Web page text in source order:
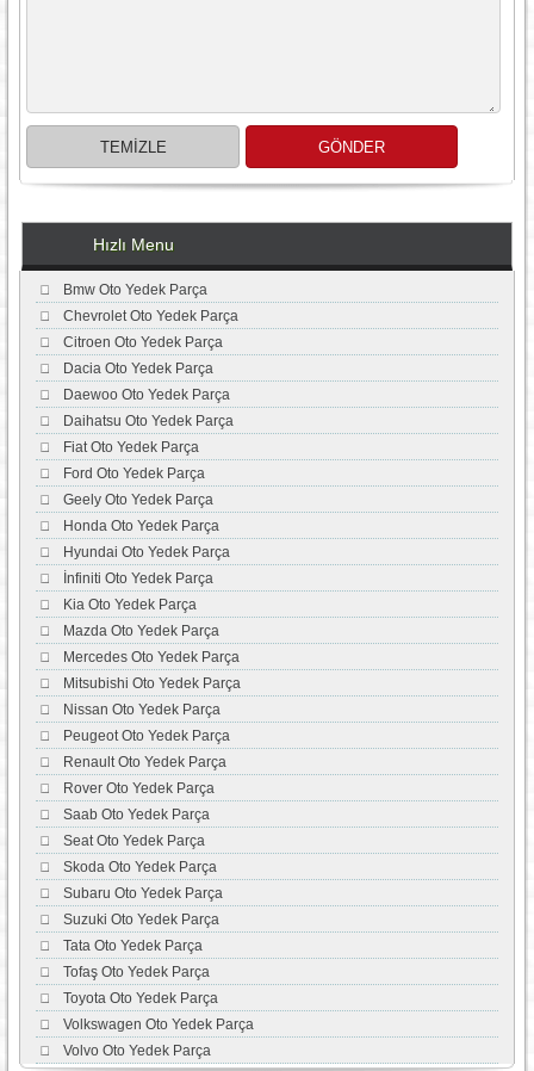
Hızlı Menu
Bmw Oto Yedek Parça
Chevrolet Oto Yedek Parça
Citroen Oto Yedek Parça
Dacia Oto Yedek Parça
Daewoo Oto Yedek Parça
Daihatsu Oto Yedek Parça
Fiat Oto Yedek Parça
Ford Oto Yedek Parça
Geely Oto Yedek Parça
Honda Oto Yedek Parça
Hyundai Oto Yedek Parça
İnfiniti Oto Yedek Parça
Kia Oto Yedek Parça
Mazda Oto Yedek Parça
Mercedes Oto Yedek Parça
Mitsubishi Oto Yedek Parça
Nissan Oto Yedek Parça
Peugeot Oto Yedek Parça
Renault Oto Yedek Parça
Rover Oto Yedek Parça
Saab Oto Yedek Parça
Seat Oto Yedek Parça
Skoda Oto Yedek Parça
Subaru Oto Yedek Parça
Suzuki Oto Yedek Parça
Tata Oto Yedek Parça
Tofaş Oto Yedek Parça
Toyota Oto Yedek Parça
Volkswagen Oto Yedek Parça
Volvo Oto Yedek Parça